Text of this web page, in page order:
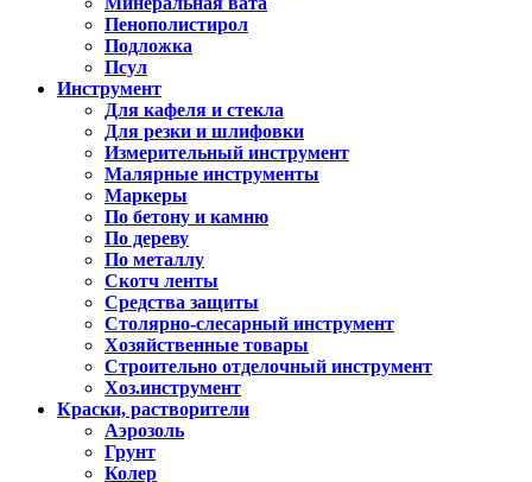
Пенополистирол
Подложка
Псул
Инструмент
Для кафеля и стекла
Для резки и шлифовки
Измерительный инструмент
Малярные инструменты
Маркеры
По бетону и камню
По дереву
По металлу
Скотч ленты
Средства защиты
Столярно-слесарный инструмент
Хозяйственные товары
Строительно отделочный инструмент
Хоз.инструмент
Краски, растворители
Аэрозоль
Грунт
Колер